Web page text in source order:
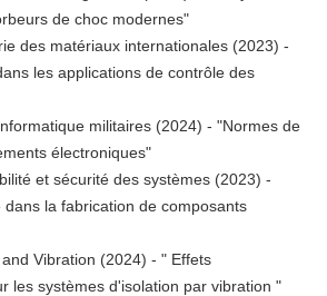
de choc modernes"
des matériaux internationales (2023) -
les applications de contrôle des
militaires (2024) - "Normes de
électroniques"
et sécurité des systèmes (2023) -
la fabrication de composants
Vibration (2024) - " Effets
les systèmes d'isolation par vibration "